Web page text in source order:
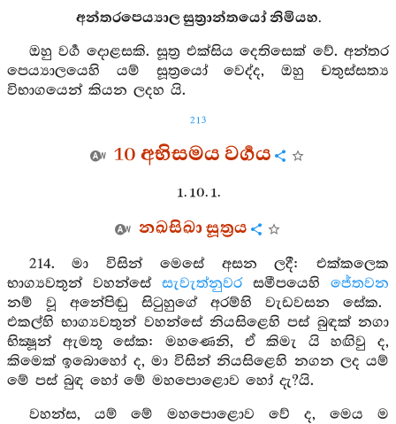
අන්තරපෙය්‍යාල සුත්‍රාන්තයෝ නිමියහ.
ඔහු වර්‍ග දොළසකි. සූත්‍ර එක්සිය දෙතිසෙක් වේ. අන්තර
පෙය්‍යාලයෙහි යම් සූත්‍රයෝ වෙද්ද, ඔහු චතුස්සත්‍ය
විභාගයෙන් කියන ලදහ යි.
213
10 අභිසමය වර්‍ගය
1. 10. 1.
නඛසිඛා සූත්‍රය
214. මා විසින් මෙසේ අසන ලදී: එක්කලෙක
භාග්‍යවතුන් වහන්සේ සැවැත්නුවරසමීපයෙහි ජේතවන
නම් වූ අනේපිඬු සිටුහුගේ අරම්හි වැඩවසන සේක.
එකල්හි භාග්‍යවතුන් වහන්සේ නියසිළෙහි පස් බුඳක් නගා
භික්‍ෂූන් ඇමතූ සේක: මහණෙනි, ඒ කිමැ යි හඟිවු ද,
කිමෙක් ඉබොහෝ ද, මා විසින් නියසිළෙහි නගන ලද යම්
මේ පස් බුඳ හෝ මේ මහපොළොව හෝ දැ?යි.
වහන්ස, යම් මේ මහපොළොව වේ ද, මෙය ම